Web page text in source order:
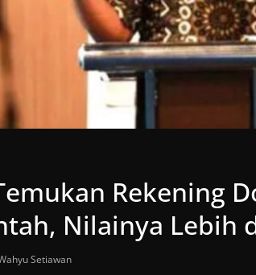
Rekening
Nilainya Lebih
Setiawan